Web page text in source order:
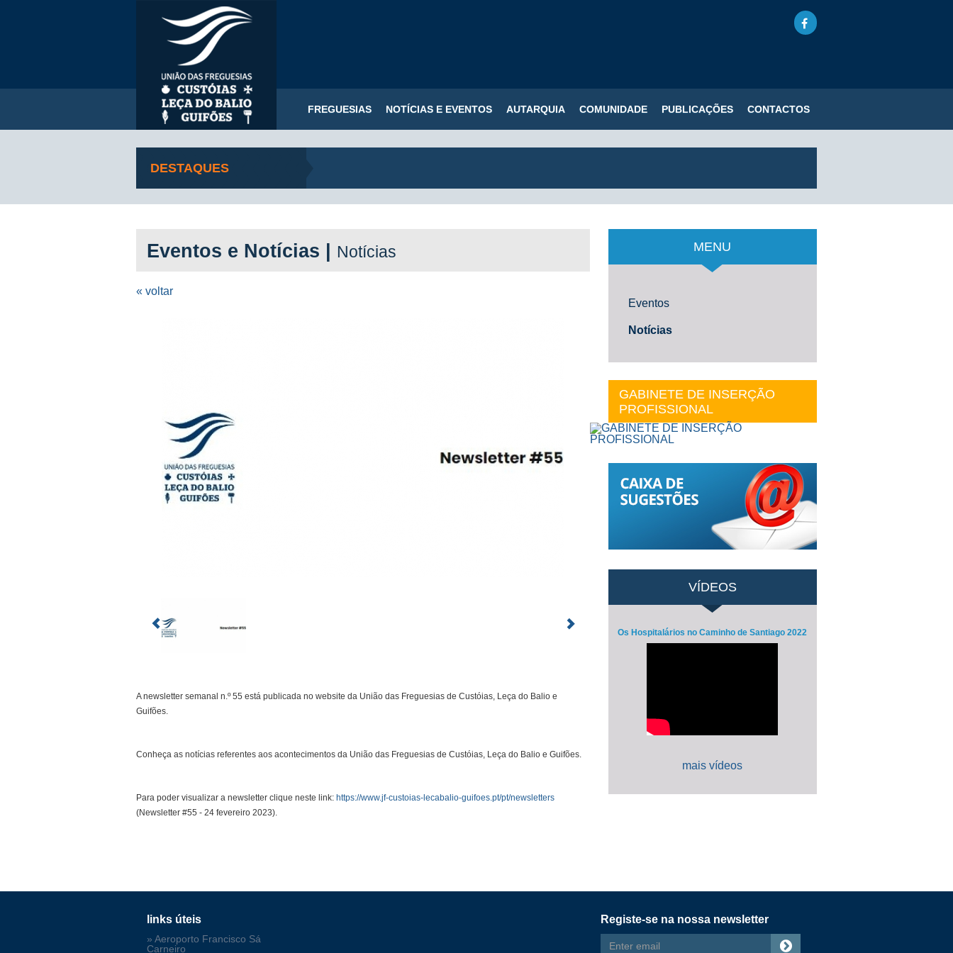
FREGUESIAS NOTÍCIAS E EVENTOS AUTARQUIA COMUNIDADE PUBLICAÇÕES CONTACTOS
DESTAQUES
Eventos e Notícias | Notícias
« voltar
A newsletter semanal n.º 55 está publicada no website da União das Freguesias de Custóias, Leça do Balio e
Guifões.
Conheça as notícias referentes aos acontecimentos da União das Freguesias de Custóias, Leça do Balio e Guifões.
Para poder visualizar a newsletter clique neste link: https://www.jf-custoias-lecabalio-guifoes.pt/pt/newsletters
(Newsletter #55 - 24 fevereiro 2023).
MENU
Eventos
Notícias
GABINETE DE INSERÇÃO
PROFISSIONAL
VÍDEOS
Os Hospitalários no Caminho de Santiago 2022
mais vídeos
links úteis
» Aeroporto Francisco Sá
Carneiro
Registe-se na nossa newsletter
Email